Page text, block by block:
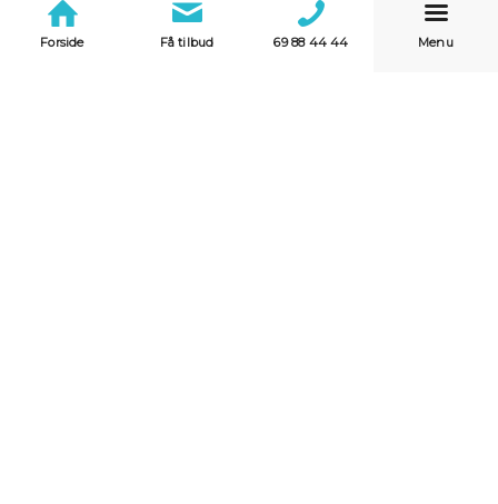
Forside Få tilbud 69 88 44 44 Menu